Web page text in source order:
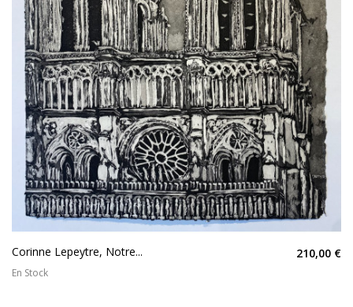
Corinne Lepeytre, Notre... 210,00 €
En Stock